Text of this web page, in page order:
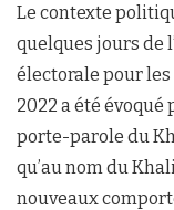
Le contexte
quelques jours de
électorale pour
2022 a été
porte-parole du
qu’au nom du
nouveaux